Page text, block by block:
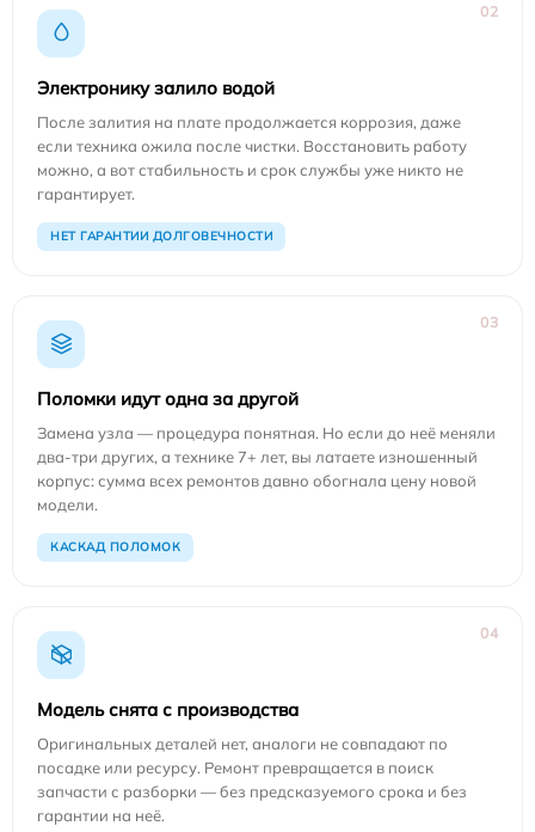
02
Электронику залило водой
После залития на плате продолжается коррозия, даже
если техника ожила после чистки. Восстановить работу
можно, а вот стабильность и срок службы уже никто не
гарантирует.
НЕТ ГАРАНТИИ ДОЛГОВЕЧНОСТИ
03
Поломки идут одна за другой
Замена узла — процедура понятная. Но если до неё меняли
два-три других, а технике 7+ лет, вы латаете изношенный
корпус: сумма всех ремонтов давно обогнала цену новой
модели.
КАСКАД ПОЛОМОК
04
Модель снята с производства
Оригинальных деталей нет, аналоги не совпадают по
посадке или ресурсу. Ремонт превращается в поиск
запчасти с разборки — без предсказуемого срока и без
гарантии на неё.